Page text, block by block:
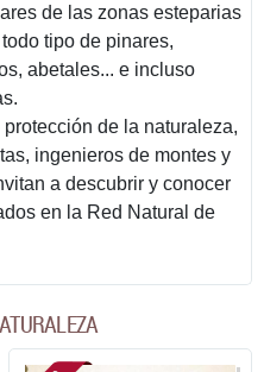
de las zonas esteparias
tipo de pinares,
abetales... e incluso
de la naturaleza,
ingenieros de montes y
a descubrir y conocer
en la Red Natural de